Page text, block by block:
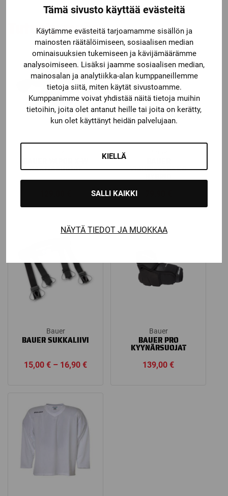
Tämä sivusto käyttää evästeitä
Käytämme evästeitä tarjoamamme sisällön ja
mainosten räätälöimiseen, sosiaalisen median
ominaisuuksien tukemiseen ja kävijämäärämme
analysoimiseen. Lisäksi jaamme sosiaalisen median,
mainosalan ja analytiikka-alan kumppaneillemme
tietoja siitä, miten käytät sivustoamme.
Kumppanimme voivat yhdistää näitä tietoja muihin
tietoihin, joita olet antanut heille tai joita on kerätty,
kun olet käyttänyt heidän palvelujaan.
KIELLÄ
SALLI KAIKKI
NÄYTÄ TIEDOT JA MUOKKAA
Tutustu myös
HARTIASUOJAT VISIIRI+VERKKO
Bauer
BAUER SUKKALIIVI
15,00€ – 16,90€Price
Bauer
BAUER PRO
KYYNÄRSUOJAT
139,00€